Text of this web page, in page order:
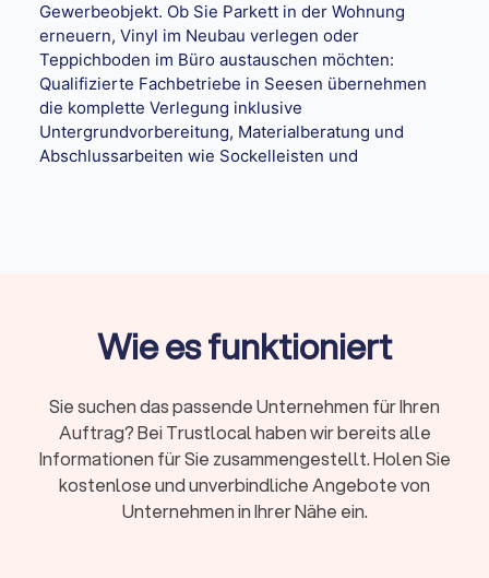
Gewerbeobjekt. Ob Sie Parkett in der Wohnung
erneuern, Vinyl im Neubau verlegen oder
Teppichboden im Büro austauschen möchten:
Qualifizierte Fachbetriebe in Seesen übernehmen
die komplette Verlegung inklusive
Untergrundvorbereitung, Materialberatung und
Abschlussarbeiten wie Sockelleisten und
für Parkett, Vinyl, Laminat und Teppich.
Qualifikationen und beauftragen Sie den
passenden Handwerker. Transparente Preise
und klare Auswahlkriterien erwarten Sie.
Wie es funktioniert
Sie suchen das passende Unternehmen für Ihren
Auftrag? Bei Trustlocal haben wir bereits alle
Informationen für Sie zusammengestellt. Holen Sie
kostenlose und unverbindliche Angebote von
Unternehmen in Ihrer Nähe ein.